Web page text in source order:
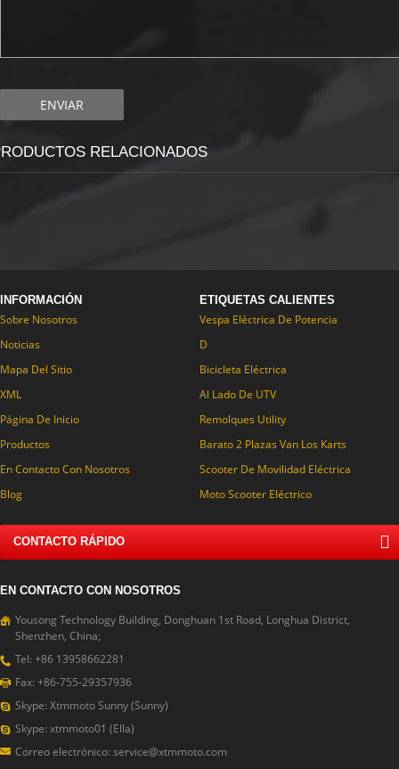
RELACIONADOS
INFORMACIÓN
Sobre Nosotros
Noticias
Mapa Del Sitio
XML
Página De Inicio
Productos
En Contacto Con Nosotros
Blog
ETIQUETAS CALIENTES
Vespa Eléctrica De Potencia
D
Bicicleta Eléctrica
Al Lado De UTV
Remolques Utility
Barato 2 Plazas Van Los Karts
Scooter De Movilidad Eléctrica
Moto Scooter Eléctrico
CONTACTO RÁPIDO
EN CONTACTO CON NOSOTROS
Yousong Technology Building, Donghuan 1st Road, Longhua District,
Shenzhen, China;
Tel: +86 13958662281
Fax: +86-755-29357936
Skype: Xtmmoto Sunny (Sunny)
Skype: xtmmoto01 (Ella)
Correo electrónico: service@xtmmoto.com